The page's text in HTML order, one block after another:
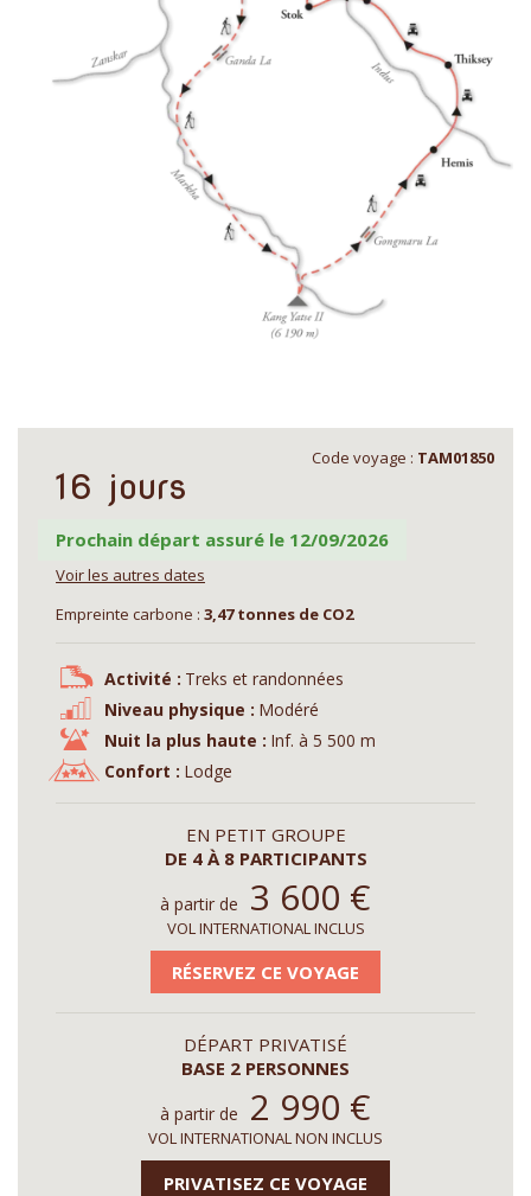
Code voyage : TAM01850
16 jours
Prochain départ assuré le 12/09/2026
Voir les autres dates
Empreinte carbone : 3,47 tonnes de CO2
Activité : Treks et randonnées
Niveau physique : Modéré
Nuit la plus haute : Inf. à 5 500 m
Confort : Lodge
EN PETIT GROUPE
DE 4 À 8 PARTICIPANTS
à partir de 3 600 €
VOL INTERNATIONAL INCLUS
RÉSERVEZ CE VOYAGE
DÉPART PRIVATISÉ
BASE 2 PERSONNES
à partir de 2 990 €
VOL INTERNATIONAL NON INCLUS
PRIVATISEZ CE VOYAGE